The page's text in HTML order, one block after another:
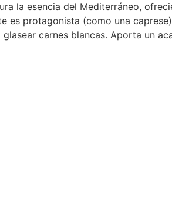
la esencia del Mediterráneo,
es protagonista (como una
carnes blancas. Aporta un